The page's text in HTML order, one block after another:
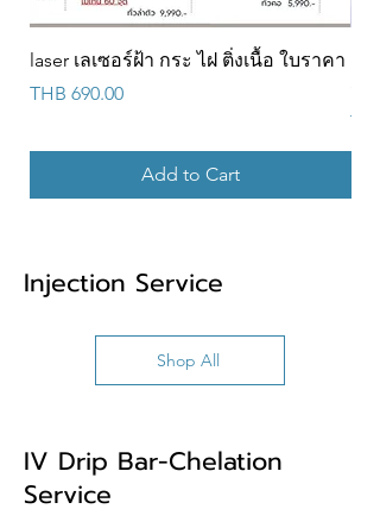
laser เลเซอร์ฝ้า กระ ไฝ ติ่งเนื้อ ใบราคา
Price
THB 690.00
Add to Cart
Price
Injection Service
Shop All
IV Drip Bar-Chelation
Service